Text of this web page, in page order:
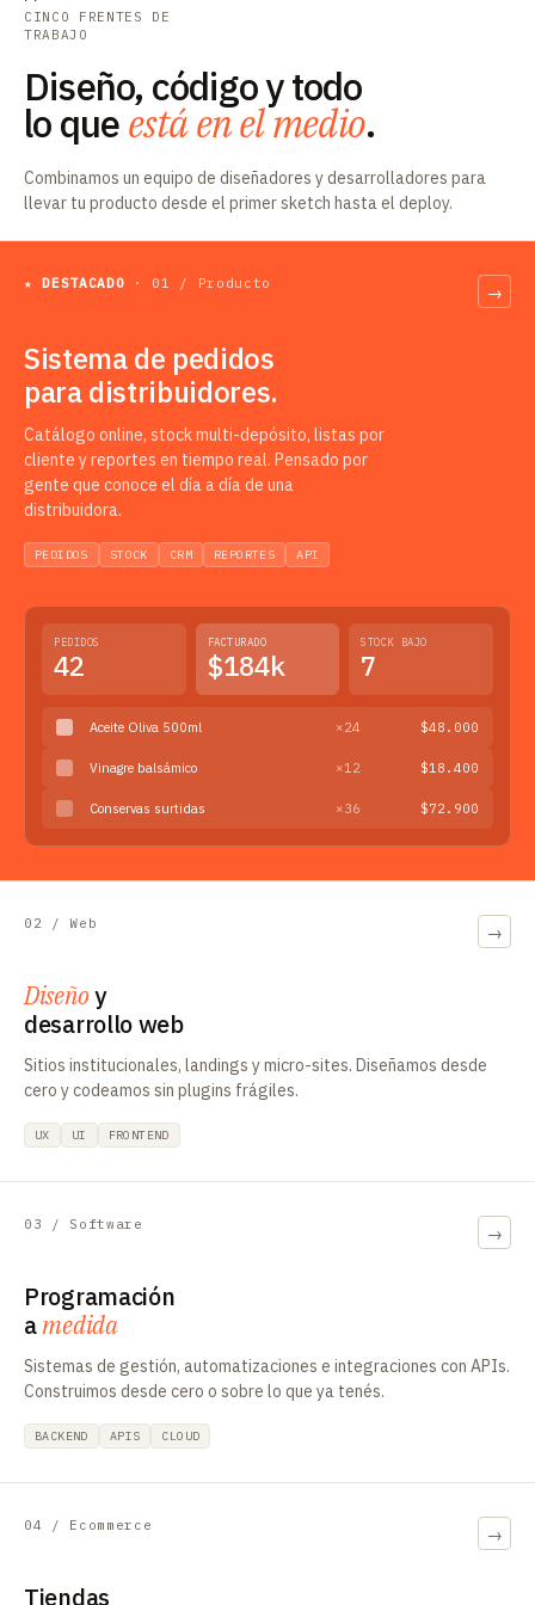
CINCO FRENTES DE
TRABAJO
Diseño, código y todo
lo queestá en el medio.
Combinamos un equipo de diseñadores y desarrolladores para
llevar tu producto desde el primer sketch hasta el deploy.
★ DESTACADO · 01 / Producto →
Sistema de pedidos
para distribuidores.
Catálogo online, stock multi-depósito, listas por
cliente y reportes en tiempo real. Pensado por
gente que conoce el día a día de una
distribuidora.
PEDIDOS STOCK CRM REPORTES API
PEDIDOS
42
FACTURADO
$184k
STOCK BAJO
7
Aceite Oliva 500ml ×24 $48.000
Vinagre balsámico ×12 $18.400
Conservas surtidas ×36 $72.900
02 / Web →
Diseñoy
desarrollo web
Sitios institucionales, landings y micro-sites. Diseñamos desde
cero y codeamos sin plugins frágiles.
UX UI FRONTEND
03 / Software →
Programación
amedida
Sistemas de gestión, automatizaciones e integraciones con APIs.
Construimos desde cero o sobre lo que ya tenés.
BACKEND APIS CLOUD
04 / Ecommerce →
Tiendas